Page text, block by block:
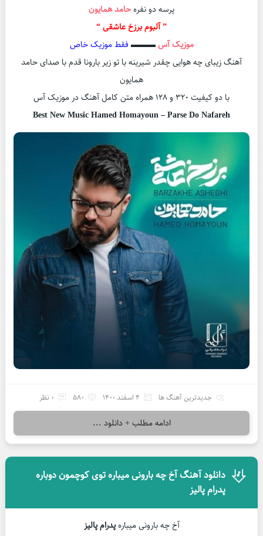
پرسه دو نفرهحامد همایون
” آلبوم برزخ عاشقی “
موزیک آس▬▬▬ فقط موزیک خاص
آهنگ زیبای چه هوایی چقدر شیرینه با تو زیر بارونا قدم با صدای حامد
همایون
با دو کیفیت ۳۲۰ و ۱۲۸ همراه متن کامل آهنگ در موزیک آس
Best New Music Hamed Homayoun – Parse Do Nafareh
جدیدترین آهنگ ها 4 اسفند 1400 580 0 نظر
ادامه مطلب + دانلود ...
دانلود آهنگ آخ چه بارونی میباره توی کوچمون دوباره
پدرام پالیز
آخ چه بارونی میبارهپدرام پالیز